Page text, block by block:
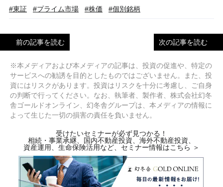
#東証 #プライム市場 #株価 #個別銘柄
前の記事を読む 次の記事を読む
※本メディアおよび本メディアの記事は、投資の促進や、特定の
サービスへの勧誘を目的としたものではございません。また、投
資にはリスクがあります。投資はリスクを十分に考慮し、ご自身
の判断で行ってください。なお、執筆者、製作者、株式会社幻冬
舎ゴールドオンライン、幻冬舎グループは、本メディアの情報に
よって生じた一切の損害の責任を負いません。
受けたいセミナーが必ず見つかる！
相続・事業承継、国内不動産投資、海外不動産投資、
資産運用、生命保険活用など、セミナー情報はこちら ＞